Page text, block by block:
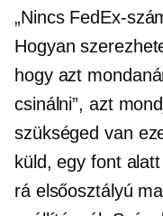
„Nincs FedEx-
Hogyan
hogy azt
csinálni”, azt
szükséged van
küld, egy font
rá elsőosztályú